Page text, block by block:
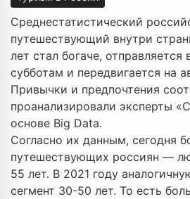
Среднестатистический
путешествующий внутри
лет стал богаче, отправляется
субботам и передвигается на
Привычки и предпочтения
проанализировали эксперты
основе Big Data.
Согласно их данным, сегодня
путешествующих россиян —
55 лет. В 2021 году
сегмент 30-50 лет. То есть